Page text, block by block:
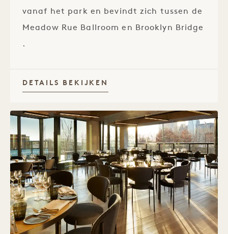
vanaf het park en bevindt zich tussen de
Meadow Rue Ballroom en Brooklyn Bridge
.
DETAILS BEKIJKEN